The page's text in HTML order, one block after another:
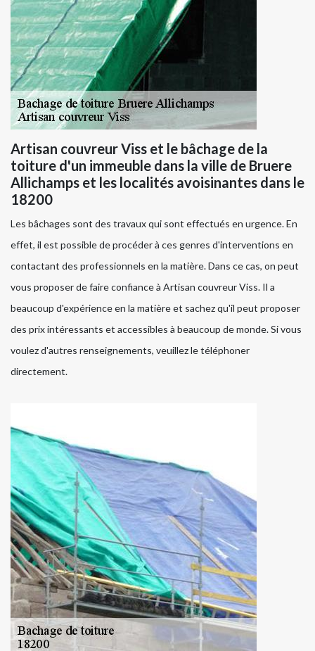
Artisan couvreur Viss et le bâchage de la
toiture d'un immeuble dans la ville de Bruere
Allichamps et les localités avoisinantes dans le
18200
Les bâchages sont des travaux qui sont effectués en urgence. En
effet, il est possible de procéder à ces genres d'interventions en
contactant des professionnels en la matière. Dans ce cas, on peut
vous proposer de faire confiance à Artisan couvreur Viss. Il a
beaucoup d'expérience en la matière et sachez qu'il peut proposer
des prix intéressants et accessibles à beaucoup de monde. Si vous
voulez d'autres renseignements, veuillez le téléphoner
directement.